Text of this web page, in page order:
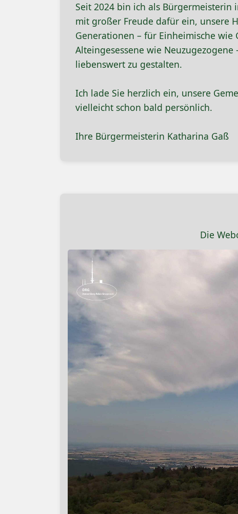
Seit 2024 bin ich als Bürgermeisterin
mit großer Freude dafür ein, unsere
Generationen – für Einheimische wie
Alteingesessene wie Neuzugezogene
liebenswert zu gestalten.
Ich lade Sie herzlich ein, unsere
vielleicht schon bald persönlich.
Ihre Bürgermeisterin Katharina Gaß
Die